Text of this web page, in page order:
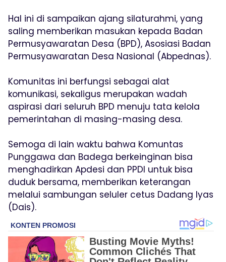
Hal ini di sampaikan ajang silaturahmi, yang
saling memberikan masukan kepada Badan
Permusyawaratan Desa (BPD), Asosiasi Badan
Permusyawaratan Desa Nasional (Abpednas).
Komunitas ini berfungsi sebagai alat
komunikasi, sekaligus merupakan wadah
aspirasi dari seluruh BPD menuju tata kelola
pemerintahan di masing-masing desa.
Semoga di lain waktu bahwa Komuntas
Punggawa dan Badega berkeinginan bisa
menghadirkan Apdesi dan PPDI untuk bisa
duduk bersama, memberikan keterangan
melalui sambungan seluler cetus Dadang Iyas
(Dais).